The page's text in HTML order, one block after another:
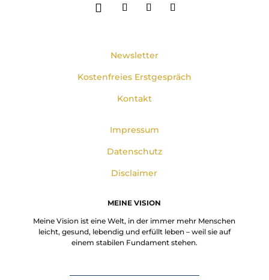
Newsletter
Kostenfreies Erstgespräch
Kontakt
Impressum
Datenschutz
Disclaimer
MEINE VISION
Meine Vision ist eine Welt, in der immer mehr Menschen
leicht, gesund, lebendig und erfüllt leben – weil sie auf
einem stabilen Fundament stehen.